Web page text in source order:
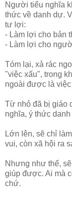
Người tiểu nghĩa
thức về danh dự.
tư lợi:
- Làm lợi cho bản
- Làm lợi cho
Tóm lại, xả rác
"việc xấu", trong
ngoài được là việc
Từ nhỏ đã bị giáo
nghĩa, ý thức
Lớn lên, sẽ chỉ
vui, còn xã hội ra
Nhưng như thế,
giúp được. Ai mà
chứ.